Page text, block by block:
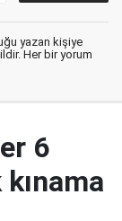
yazan kişiye
Her bir yorum
6